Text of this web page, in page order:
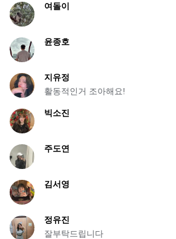
여돌이
윤종호
지유정
활동적인거 조아해요!
빅소진
주도연
김서영
정유진
잘부탁드립니다